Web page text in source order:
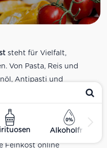
Alkoholfrei
steht für Vielfalt,
Von Pasta, Reis und
Antipasti und
Spezialitäten aus
Alle Produkte
Sortiments
und
Feinkost online